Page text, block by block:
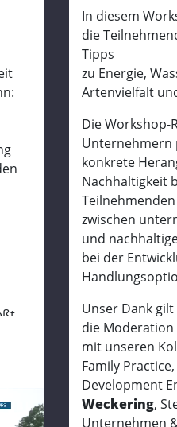
In diesem
die
Tipps
zu Energie,
Artenvielfalt
Die
Unternehmern
konkrete
Nachhaltigkeit
zwischen
und
bei der
Unser Dank
die Moderation
mit unseren
Family
Development
Weckering,
Unternehmen